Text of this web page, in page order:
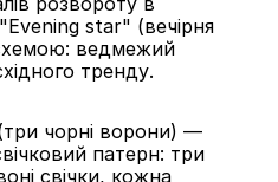
star" (вечірня
ведмежий
тренду.
чорні ворони) —
патерн: три
свічки, кожна